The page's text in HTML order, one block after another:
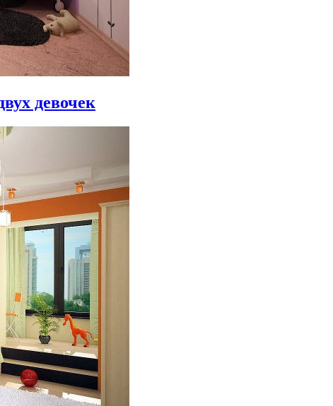
девочек